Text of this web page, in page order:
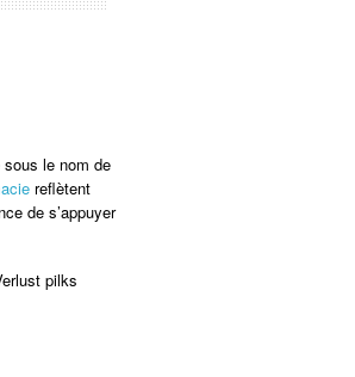
le nom de
reflètent
de s’appuyer
pilks